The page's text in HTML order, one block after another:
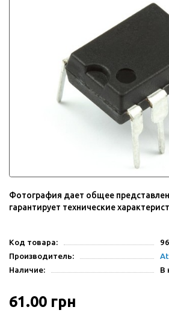
Фотография дает общее
гарантирует технические
Код товара:
Производитель:
Наличие:
В
61.00 грн